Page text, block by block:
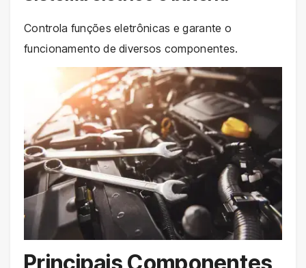
Controla funções eletrônicas e garante o
funcionamento de diversos componentes.
Principais Componentes